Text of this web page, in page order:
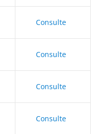
Consulte
Consulte
Consulte
Consulte